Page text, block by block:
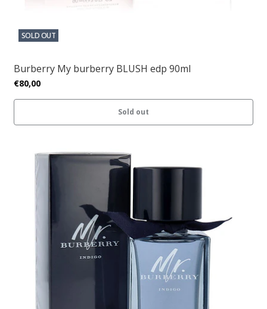
SOLD OUT
Burberry My burberry BLUSH edp 90ml
€80,00
Sold out